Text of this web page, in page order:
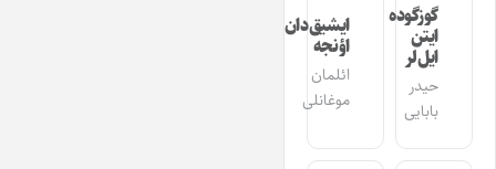
گوزگوده
ایتن
ایل‌لر
حیدر
بابایی
ایشیق‌دان
اؤنجه
ائلمان
موغانلی